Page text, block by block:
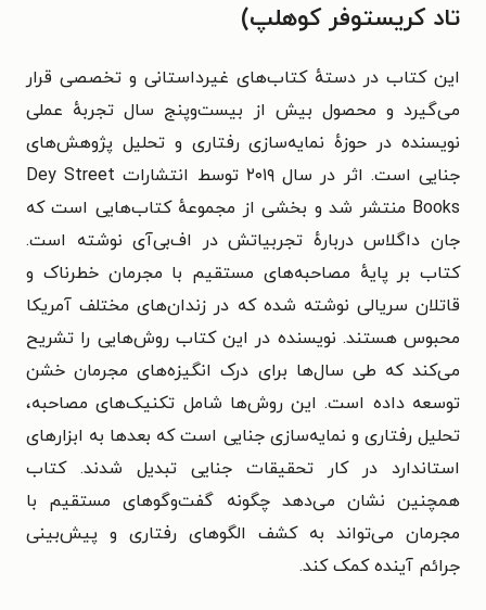
تاد کریستوفر کوهلپ)
این کتاب در دستهٔ کتاب‌های غیرداستانی و تخصصی قرار
می‌گیرد و محصول بیش از بیست‌وپنج سال تجربهٔ عملی
نویسنده در حوزهٔ نمایه‌سازی رفتاری و تحلیل پژوهش‌های
جنایی است. اثر در سال ۲۰۱۹ توسط انتشارات Dey Street
Books منتشر شد و بخشی از مجموعهٔ کتاب‌هایی است که
جان داگلاس دربارهٔ تجربیاتش در اف‌بی‌آی نوشته است.
کتاب بر پایهٔ مصاحبه‌های مستقیم با مجرمان خطرناک و
قاتلان سریالی نوشته شده که در زندان‌های مختلف آمریکا
محبوس هستند. نویسنده در این کتاب روش‌هایی را تشریح
می‌کند که طی سال‌ها برای درک انگیزه‌های مجرمان خشن
توسعه داده است. این روش‌ها شامل تکنیک‌های مصاحبه،
تحلیل رفتاری و نمایه‌سازی جنایی است که بعدها به ابزارهای
استاندارد در کار تحقیقات جنایی تبدیل شدند. کتاب
همچنین نشان می‌دهد چگونه گفت‌وگوهای مستقیم با
مجرمان می‌تواند به کشف الگوهای رفتاری و پیش‌بینی
جرائم آینده کمک کند.